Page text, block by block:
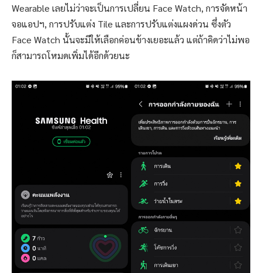
Wearable เลยไม่ว่าจะเป็นการเปลี่ยน Face Watch, การจัดหน้า
จอแอปฯ, การปรับแต่ง Tile และการปรับแต่งแผงด่วน ซึ่งตัว
Face Watch นั้นจะมีให้เลือกค่อนข้างเยอะแล้ว แต่ถ้าคิดว่าไม่พอ
ก็สามารถโหมดเพิ่มได้อีกด้วยนะ